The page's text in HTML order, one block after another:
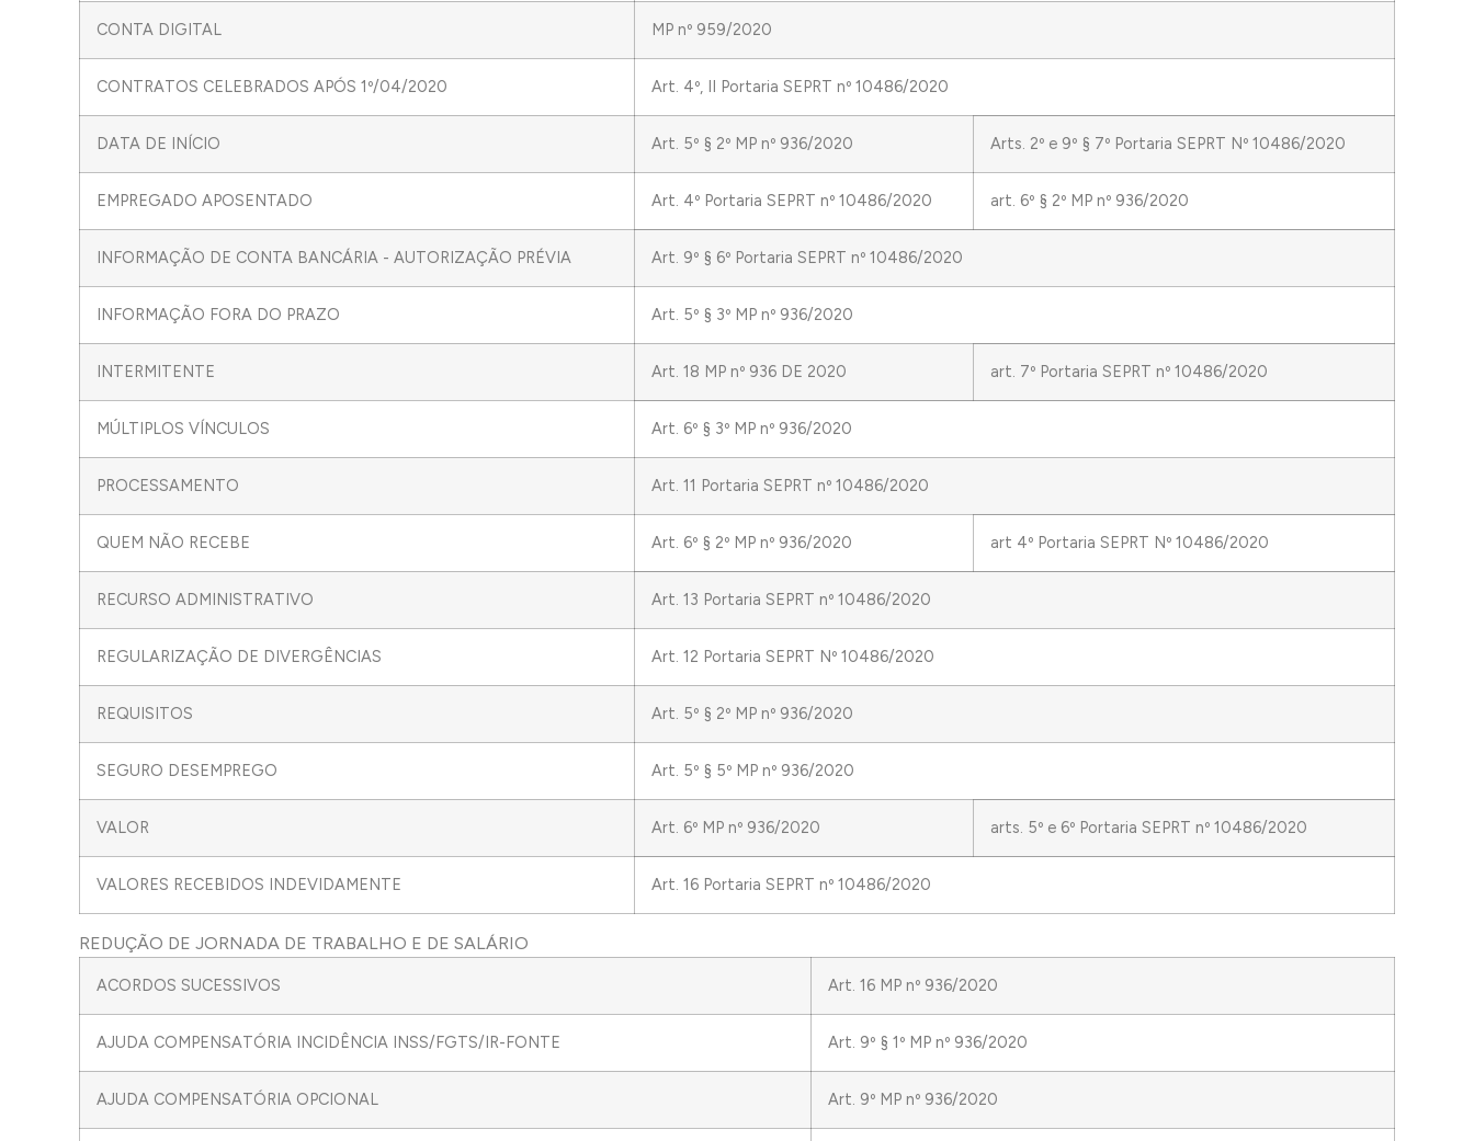
CONTA DIGITAL MP nº 959/2020
CONTRATOS CELEBRADOS APÓS 1º/04/2020 Art. 4º, II Portaria SEPRT nº 10486/2020
DATA DE INÍCIO Art. 5º § 2º MP nº 936/2020 Arts. 2º e 9º § 7º Portaria SEPRT Nº 10486/2020
EMPREGADO APOSENTADO Art. 4º Portaria SEPRT nº 10486/2020 art. 6º § 2º MP nº 936/2020
INFORMAÇÃO DE CONTA BANCÁRIA - AUTORIZAÇÃO PRÉVIA Art. 9º § 6º Portaria SEPRT nº 10486/2020
INFORMAÇÃO FORA DO PRAZO Art. 5º § 3º MP nº 936/2020
INTERMITENTE Art. 18 MP nº 936 DE 2020 art. 7º Portaria SEPRT nº 10486/2020
MÚLTIPLOS VÍNCULOS Art. 6º § 3º MP nº 936/2020
PROCESSAMENTO Art. 11 Portaria SEPRT nº 10486/2020
QUEM NÃO RECEBE Art. 6º § 2º MP nº 936/2020 art 4º Portaria SEPRT Nº 10486/2020
RECURSO ADMINISTRATIVO Art. 13 Portaria SEPRT nº 10486/2020
REGULARIZAÇÃO DE DIVERGÊNCIAS Art. 12 Portaria SEPRT Nº 10486/2020
REQUISITOS Art. 5º § 2º MP nº 936/2020
SEGURO DESEMPREGO Art. 5º § 5º MP nº 936/2020
VALOR Art. 6º MP nº 936/2020 arts. 5º e 6º Portaria SEPRT nº 10486/2020
VALORES RECEBIDOS INDEVIDAMENTE Art. 16 Portaria SEPRT nº 10486/2020
REDUÇÃO DE JORNADA DE TRABALHO E DE SALÁRIO
ACORDOS SUCESSIVOS Art. 16 MP nº 936/2020
AJUDA COMPENSATÓRIA INCIDÊNCIA INSS/FGTS/IR-FONTE Art. 9º § 1º MP nº 936/2020
AJUDA COMPENSATÓRIA OPCIONAL Art. 9º MP nº 936/2020